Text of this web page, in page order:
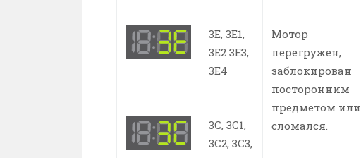
3E, 3Е1,
3Е2 3Е3,
3Е4
Мотор
перегружен,
заблокирован
посторонним
предметом или
сломался.
3C, 3C1,
3C2, 3C3,